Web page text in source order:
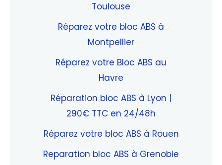
Toulouse
Réparez votre bloc ABS à
Montpellier
Réparez votre Bloc ABS au
Havre
Réparation bloc ABS à Lyon |
290€ TTC en 24/48h
Réparez votre bloc ABS à Rouen
Reparation bloc ABS à Grenoble